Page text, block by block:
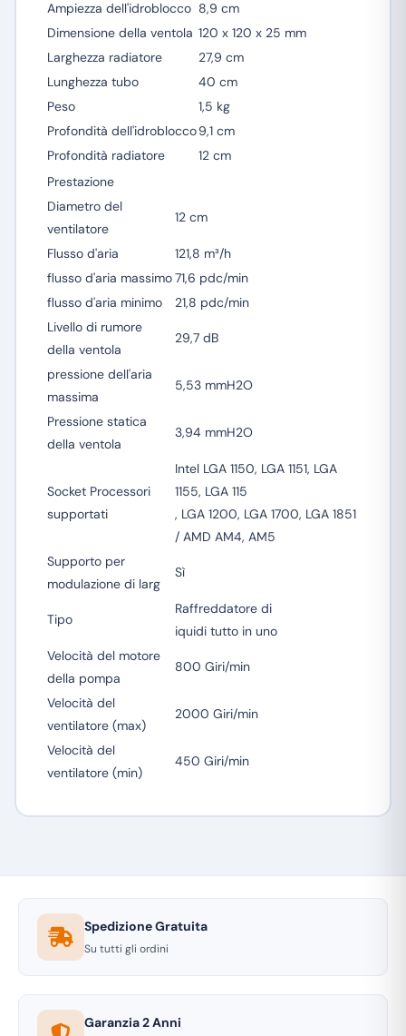
Ampiezza dell'idroblocco 8,9 cm
Dimensione della ventola 120 x 120 x 25 mm
Larghezza radiatore
27,9 cm
Lunghezza tubo
40 cm
Peso
1,5 kg
Profondità dell'idroblocco9,1 cm
Profondità radiatore
12 cm
Prestazione
Diametro del
ventilatore
12 cm
Flusso d'aria
121,8 m³/h
flusso d'aria massimo71,6 pdc/min
flusso d'aria minimo
21,8 pdc/min
Livello di rumore
della ventola
29,7 dB
pressione dell'aria
massima
5,53 mmH2O
Pressione statica
della ventola
3,94 mmH2O
Socket Processori
supportati
Intel LGA 1150, LGA 1151, LGA
1155, LGA 115
, LGA 1200, LGA 1700, LGA 1851
/ AMD AM4, AM5
Supporto per
modulazione di larg
Sì
Tipo
Raffreddatore di
iquidi tutto in uno
Velocità del motore
della pompa
800 Giri/min
Velocità del
ventilatore (max)
2000 Giri/min
Velocità del
ventilatore (min)
450 Giri/min
Spedizione Gratuita
Su tutti gli ordini
Garanzia 2 Anni